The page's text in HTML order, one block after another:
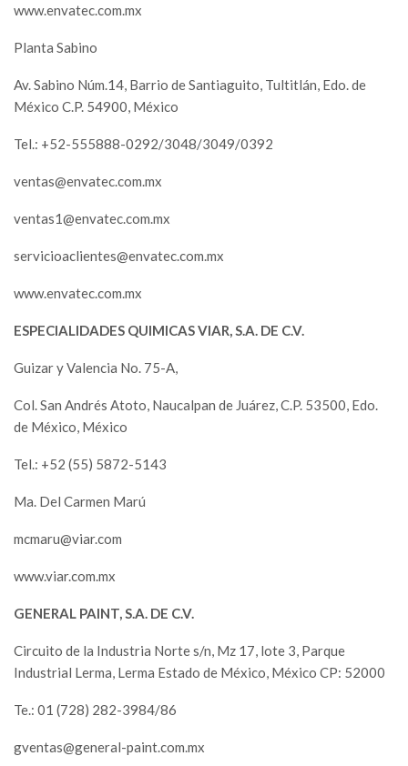
www.envatec.com.mx
Planta Sabino
Av. Sabino Núm.14, Barrio de Santiaguito, Tultitlán, Edo. de
México C.P. 54900, México
Tel.: +52-555888-0292/3048/3049/0392
ventas@envatec.com.mx
ventas1@envatec.com.mx
servicioaclientes@envatec.com.mx
www.envatec.com.mx
ESPECIALIDADES QUIMICAS VIAR, S.A. DE C.V.
Guizar y Valencia No. 75-A,
Col. San Andrés Atoto, Naucalpan de Juárez, C.P. 53500, Edo.
de México, México
Tel.: +52 (55) 5872-5143
Ma. Del Carmen Marú
mcmaru@viar.com
www.viar.com.mx
GENERAL PAINT, S.A. DE C.V.
Circuito de la Industria Norte s/n, Mz 17, lote 3, Parque
Industrial Lerma, Lerma Estado de México, México CP: 52000
Te.: 01 (728) 282-3984/86
gventas@general-paint.com.mx